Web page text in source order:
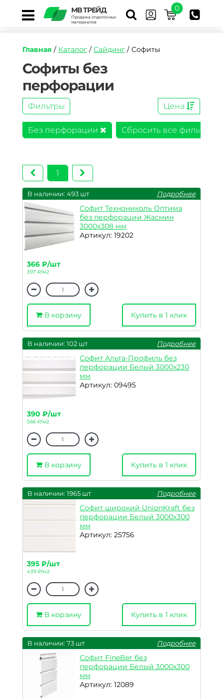
МВ ТРЕЙД
Продажа отделочных
материалов
0
Главная / Каталог/ Сайдинг/ Софиты
Софиты без
перфорации
Фильтры Цена
Без перфорации Сбросить все фильтры
1
В наличии: 493 шт Подробнее
Софит Технониколь Оптима
без перфорации Жасмин
3000х308 мм
Артикул: 19202
366 ₽/шт
397 ₽/м2
В корзину Купить в 1 клик
В наличии: 102 шт Подробнее
Софит Альта-Профиль без
перфорации Белый 3000х230
мм
Артикул: 09495
390 ₽/шт
566 ₽/м2
В корзину Купить в 1 клик
В наличии: 1965 шт Подробнее
Софит широкий UnionKraft без
перфорации Белый 3000х300
мм
Артикул: 25756
395 ₽/шт
439 ₽/м2
В корзину Купить в 1 клик
В наличии: 73 шт Подробнее
Софит FineBer без
перфорации Белый 3000х300
мм
Артикул: 12089